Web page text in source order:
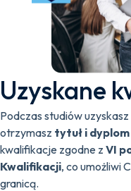
Uzyskane
Podczas studiów uzyskasz
otrzymasz tytuł i
kwalifikacje zgodne z VI
Kwalifikacji, co umożliwi
granicą.